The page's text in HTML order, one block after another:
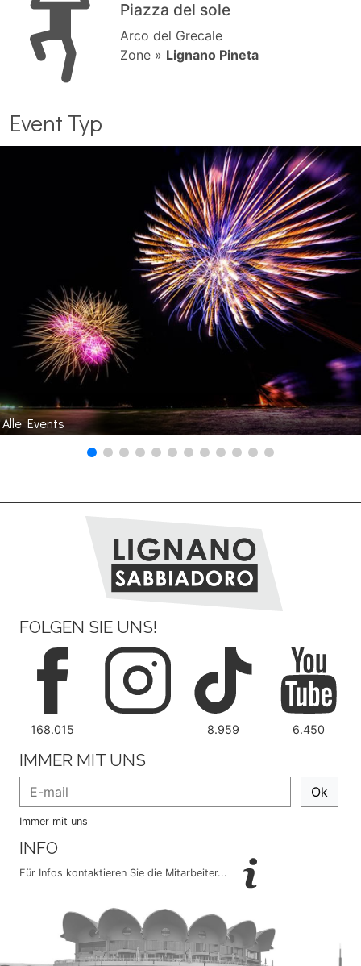
Piazza del sole
Arco del Grecale
Zone » Lignano Pineta
Event Typ
Alle Events
FOLGEN SIE UNS!
168.015 8.959 6.450
IMMER MIT UNS
Ok
Immer mit uns
INFO
Für Infos kontaktieren Sie die Mitarbeiter...